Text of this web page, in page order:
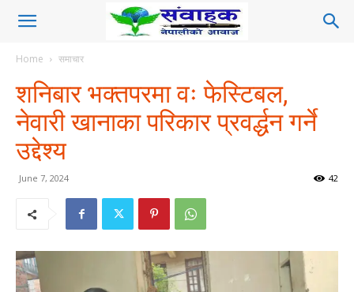
Home समाचार
शनिबार भक्तपरमा वः फेस्टिबल,
नेवारी खानाका परिकार प्रवर्द्धन गर्ने
उद्देश्य
June 7, 2024 42